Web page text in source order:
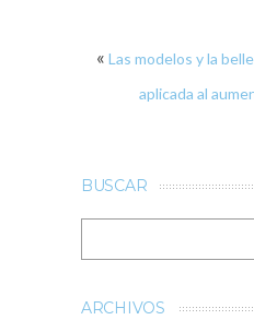
« Las modelos y la
aplicada al
BUSCAR
ARCHIVOS